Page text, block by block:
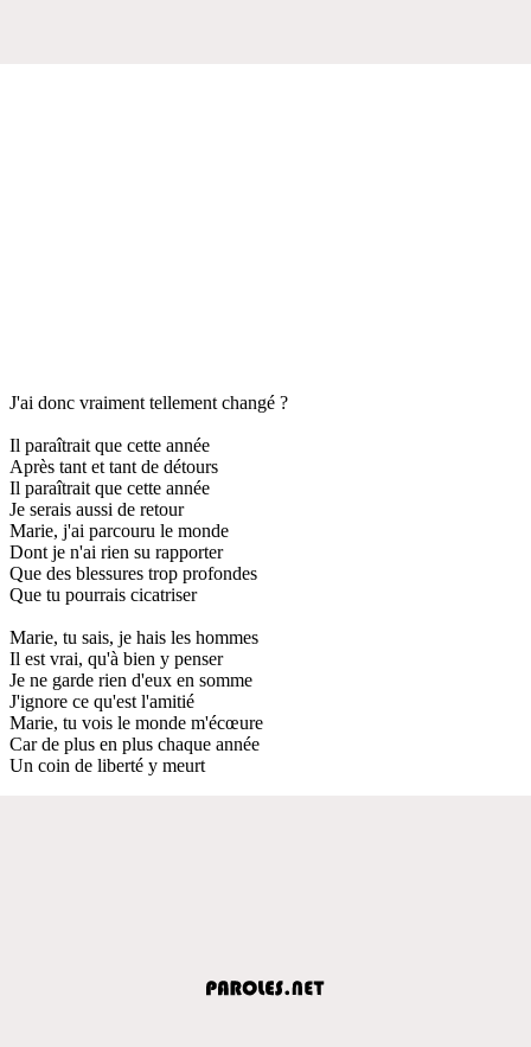
J'ai donc vraiment tellement changé ?
Il paraîtrait que cette année
Après tant et tant de détours
Il paraîtrait que cette année
Je serais aussi de retour
Marie, j'ai parcouru le monde
Dont je n'ai rien su rapporter
Que des blessures trop profondes
Que tu pourrais cicatriser
Marie, tu sais, je hais les hommes
Il est vrai, qu'à bien y penser
Je ne garde rien d'eux en somme
J'ignore ce qu'est l'amitié
Marie, tu vois le monde m'écœure
Car de plus en plus chaque année
Un coin de liberté y meurt